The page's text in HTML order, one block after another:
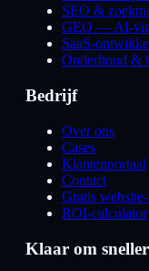
SEO &
GEO — AI-
SaaS-
Onderhoud &
Bedrijf
Over ons
Cases
Klantenportaal
Contact
Gratis
ROI-calculator
Klaar om